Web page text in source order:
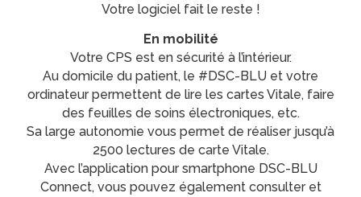
Votre logiciel fait le reste !
En mobilité
Votre CPS est en sécurité à l’intérieur.
Au domicile du patient, le #DSC-BLU et votre
ordinateur permettent de lire les cartes Vitale, faire
des feuilles de soins électroniques, etc.
Sa large autonomie vous permet de réaliser jusqu’à
2500 lectures de carte Vitale.
Avec l’application pour smartphone DSC-BLU
Connect, vous pouvez également consulter et